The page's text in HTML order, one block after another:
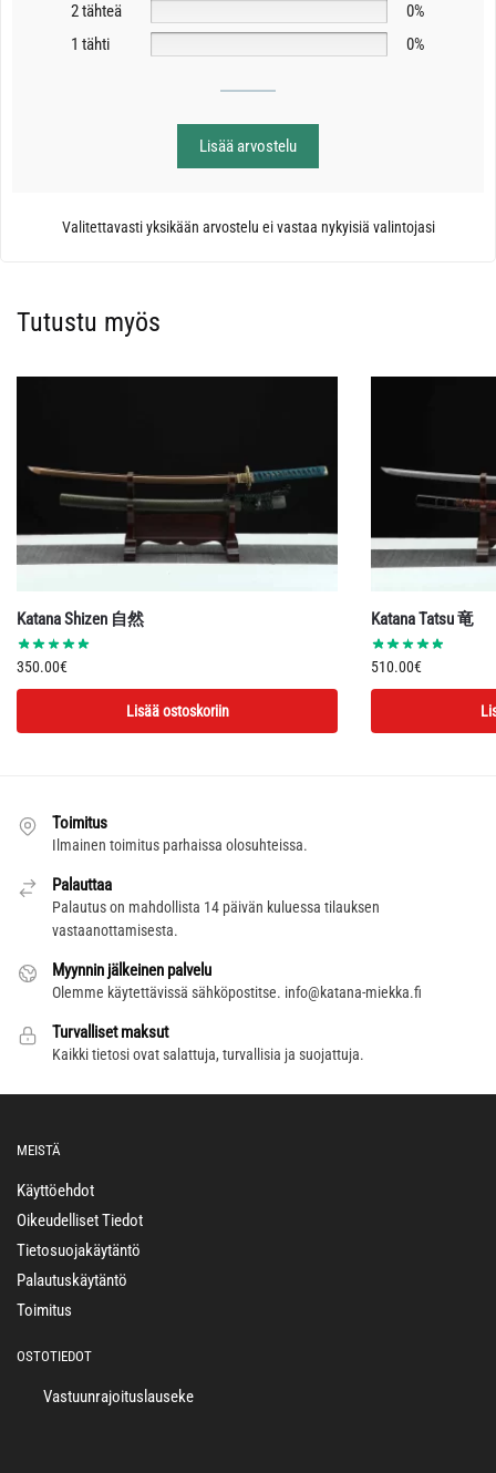
2 tähteä
0%
1 tähti
0%
Lisää arvostelu
Valitettavasti yksikään arvostelu ei vastaa nykyisiä valintojasi
Tutustu myös
Katana Shizen 自然
350.00€
Lisää ostoskoriin
Katana Tatsu 竜
510.00€
Toimitus
Ilmainen toimitus parhaissa olosuhteissa.
Palauttaa
Palautus on mahdollista 14 päivän kuluessa tilauksen
vastaanottamisesta.
Myynnin jälkeinen palvelu
Olemme käytettävissä sähköpostitse. info@katana-miekka.fi
Turvalliset maksut
Kaikki tietosi ovat salattuja, turvallisia ja suojattuja.
MEISTÄ
Käyttöehdot
Oikeudelliset Tiedot
Tietosuojakäytäntö
Palautuskäytäntö
Toimitus
OSTOTIEDOT
Vastuunrajoituslauseke